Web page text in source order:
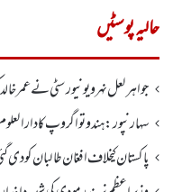
حالیہ پوسٹیں
جواہر لعل نہرو یونیورسٹی نے عمر
سہارنپور: ہندو تواگروپ کا
پاکستان کیخلاف افغان طالبان کو